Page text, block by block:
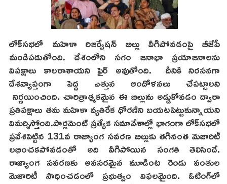
లోక్‌సభలో మహిళా రిజర్వేషన్ బిల్లు వీగిపోవడంపై బీజేపీ
మండిపడుతోంది. దేశంలోని సగం జనాభా ప్రయోజనాలను
విపక్షాలు కాలరాశాయని ఫైర్ అవుతోంది. దీనికి నిరసనగా
దేశవ్యాప్తంగా పెద్ద ఎత్తున ఆందోళనలు చేపట్టాలని
నిర్ణయించింది. చారిత్రాత్మకమైన ఈ బిల్లును అడ్డుకోవడం ద్వారా
ప్రతిపక్షాలు తమ మహిళా వ్యతిరేక ధోరణిని బయటపెట్టుకున్నాయని
విమర్శిస్తోంది.పార్లమెంట్ ప్రత్యేక సమావేశాల్లో భాగంగా లోక్‌సభలో
ప్రవేశపెట్టిన 131వ రాజ్యాంగ సవరణ బిల్లుకు తగినంత మెజారిటీ
లభించకపోవడంతో అది వీగిపోయిన సంగతి తెలిసిందే.
రాజ్యాంగ సవరణకు అవసరమైన మూడింట రెండు వంతుల
మెజారిటీ సాధించడంలో ప్రభుత్వం విఫలమైంది. ఓటింగ్‌లో